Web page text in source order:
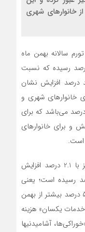
خانوارهای شهری
سالانه بهمن ماه
برای خانوارهای کشور به ۴٧.٧ درصد رسیده که نسبت
در ماه قبل، ١.۴ واحد درصد افزایش نشان
خانوارهای شهری و
به ترتیب ۴۶.٩ درصد و ۵١.٧ درصد می‌باشد که برای
درصد افزایش و برای خانوارهای
نرخ تورم نقطه‌ای در بهمن امسال نیز با 2.1 درصد افزایش
قبل به عدد ۵٣.۴ درصد رسیده است؛ یعنی
خانوارهای کشور به طور میانگین ۵٣.۴ درصد بیشتر از بهمن
خدمات یکسان» هزینه
آشامیدنی­ها